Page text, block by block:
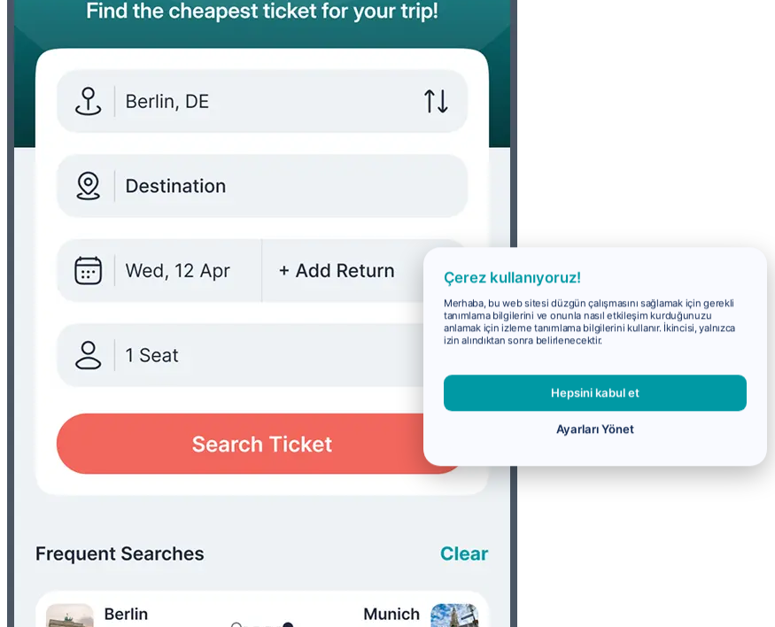
Çerez kullanıyoruz!
Merhaba, bu web sitesi düzgün çalışmasını sağlamak için gerekli
tanımlama bilgilerini ve onunla nasıl etkileşim kurduğunuzu
anlamak için izleme tanımlama bilgilerini kullanır. İkincisi, yalnızca
izin alındıktan sonra belirlenecektir.
Hepsini kabul et
Ayarları Yönet